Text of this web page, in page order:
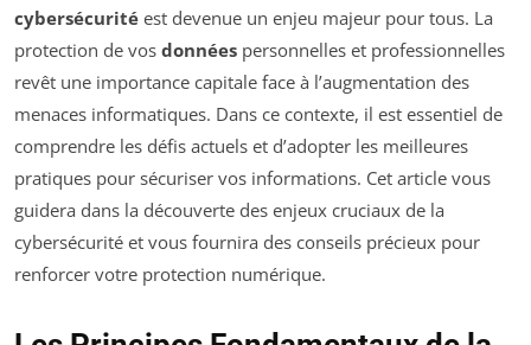
cybersécurité est devenue un enjeu majeur pour tous. La
protection de vos données personnelles et professionnelles
revêt une importance capitale face à l’augmentation des
menaces informatiques. Dans ce contexte, il est essentiel de
comprendre les défis actuels et d’adopter les meilleures
pratiques pour sécuriser vos informations. Cet article vous
guidera dans la découverte des enjeux cruciaux de la
cybersécurité et vous fournira des conseils précieux pour
renforcer votre protection numérique.